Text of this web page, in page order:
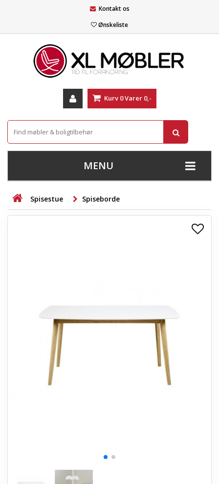
Kontakt os
Ønskeliste
Kurv 0Varer 0,-
MENU
+
STUE
+
ENTREMØBLER
HAVEMØBLER
Spisestue Spiseborde